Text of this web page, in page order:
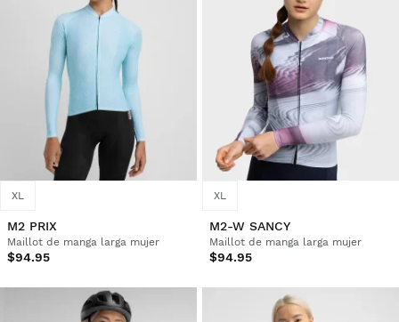
XL
M2 PRIX
Maillot de manga larga mujer
$94.95
XL
M2-W SANCY
Maillot de manga larga mujer
$94.95